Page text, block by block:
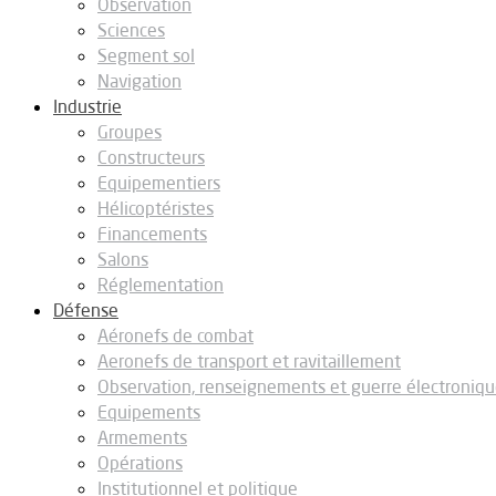
Observation
Sciences
Segment sol
Navigation
Industrie
Groupes
Constructeurs
Equipementiers
Hélicoptéristes
Financements
Salons
Réglementation
Défense
Aéronefs de combat
Aeronefs de transport et ravitaillement
Observation, renseignements et guerre
Equipements
Armements
Opérations
Institutionnel et politique